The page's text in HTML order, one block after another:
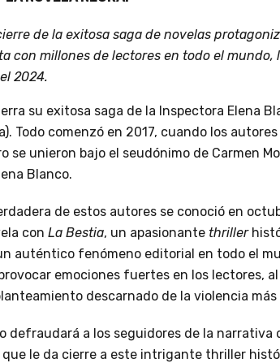
de la exitosa saga de novelas
con millones de lectores en todo el mundo,
2024.
su exitosa saga de la Inspectora Elena
Todo comenzó en 2017, cuando los
se unieron bajo el seudónimo de Carmen
Blanco.
de estos autores se conoció en
con La Bestia, un apasionante thriller
auténtico fenómeno editorial en todo el
emociones fuertes en los lectores,
descarnado de la violencia
defraudará a los seguidores de la narrativa
le da cierre a este intrigante thriller